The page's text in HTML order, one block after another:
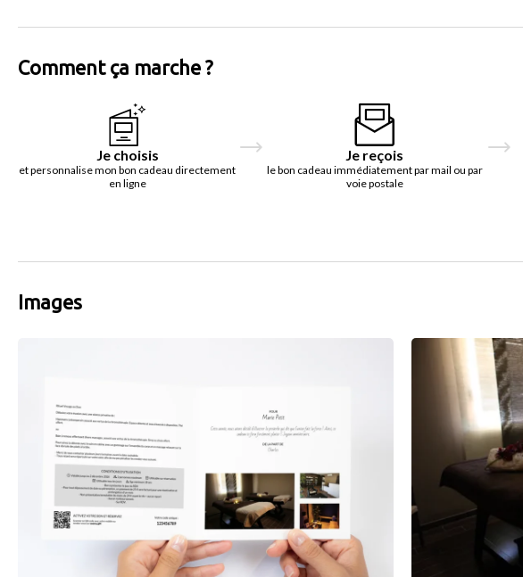
Comment ça marche ?
Je choisis
et personnalise mon bon cadeau directement
en ligne
Je reçois
le bon cadeau immédiatement par mail ou par
voie postale
Images